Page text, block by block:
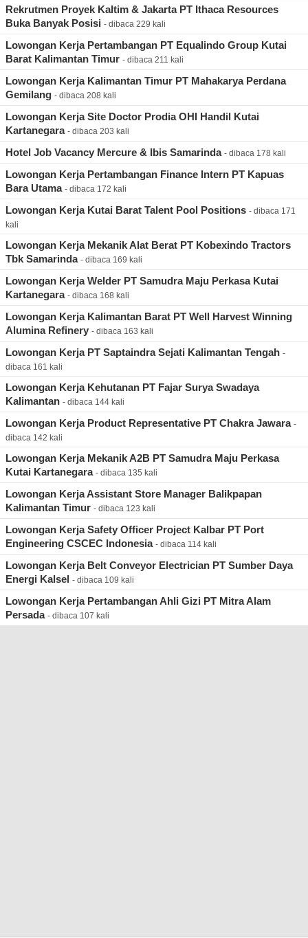
Rekrutmen Proyek Kaltim & Jakarta PT Ithaca Resources
Buka Banyak Posisi - dibaca 229 kali
Lowongan Kerja Pertambangan PT Equalindo Group Kutai
Barat Kalimantan Timur - dibaca 211 kali
Lowongan Kerja Kalimantan Timur PT Mahakarya Perdana
Gemilang - dibaca 208 kali
Lowongan Kerja Site Doctor Prodia OHI Handil Kutai
Kartanegara - dibaca 203 kali
Hotel Job Vacancy Mercure & Ibis Samarinda - dibaca 178 kali
Lowongan Kerja Pertambangan Finance Intern PT Kapuas
Bara Utama - dibaca 172 kali
Lowongan Kerja Kutai Barat Talent Pool Positions - dibaca 171
kali
Lowongan Kerja Mekanik Alat Berat PT Kobexindo Tractors
Tbk Samarinda - dibaca 169 kali
Lowongan Kerja Welder PT Samudra Maju Perkasa Kutai
Kartanegara - dibaca 168 kali
Lowongan Kerja Kalimantan Barat PT Well Harvest Winning
Alumina Refinery - dibaca 163 kali
Lowongan Kerja PT Saptaindra Sejati Kalimantan Tengah -
dibaca 161 kali
Lowongan Kerja Kehutanan PT Fajar Surya Swadaya
Kalimantan - dibaca 144 kali
Lowongan Kerja Product Representative PT Chakra Jawara -
dibaca 142 kali
Lowongan Kerja Mekanik A2B PT Samudra Maju Perkasa
Kutai Kartanegara - dibaca 135 kali
Lowongan Kerja Assistant Store Manager Balikpapan
Kalimantan Timur - dibaca 123 kali
Lowongan Kerja Safety Officer Project Kalbar PT Port
Engineering CSCEC Indonesia - dibaca 114 kali
Lowongan Kerja Belt Conveyor Electrician PT Sumber Daya
Energi Kalsel - dibaca 109 kali
Lowongan Kerja Pertambangan Ahli Gizi PT Mitra Alam
Persada - dibaca 107 kali